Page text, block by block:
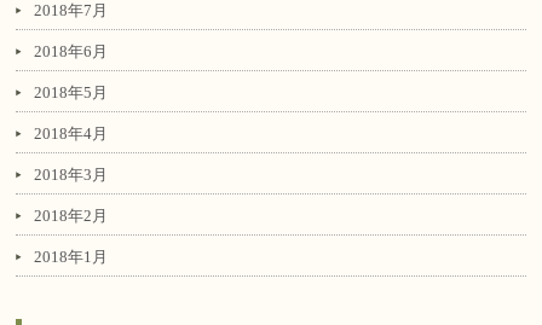
2018年7月
2018年6月
2018年5月
2018年4月
2018年3月
2018年2月
2018年1月